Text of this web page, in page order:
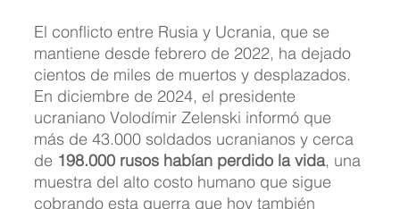
El conflicto entre Rusia y Ucrania, que se
mantiene desde febrero de 2022, ha dejado
cientos de miles de muertos y desplazados.
En diciembre de 2024, el presidente
ucraniano Volodímir Zelenski informó que
más de 43.000 soldados ucranianos y cerca
de 198.000 rusos habían perdido la vida, una
muestra del alto costo humano que sigue
cobrando esta guerra que hoy también